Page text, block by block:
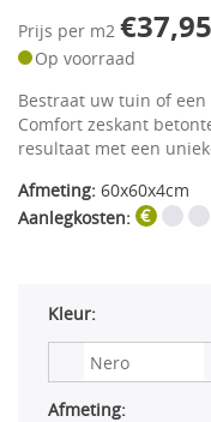
Prijs per m2 €37,95
Op voorraad
Bestraat uw tuin of
Comfort zeskant
resultaat met een
Afmeting: 60x60x4cm
Aanlegkosten:
Kleur:
Afmeting: